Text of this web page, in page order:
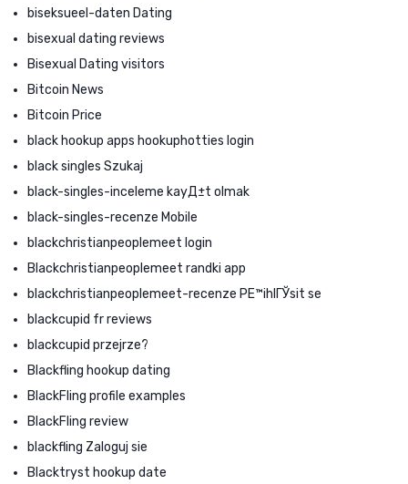
biseksueel-daten Dating
bisexual dating reviews
Bisexual Dating visitors
Bitcoin News
Bitcoin Price
black hookup apps hookuphotties login
black singles Szukaj
black-singles-inceleme kayД±t olmak
black-singles-recenze Mobile
blackchristianpeoplemeet login
Blackchristianpeoplemeet randki app
blackchristianpeoplemeet-recenze PЕ™ihlГЎsit se
blackcupid fr reviews
blackcupid przejrze?
Blackfling hookup dating
BlackFling profile examples
BlackFling review
blackfling Zaloguj sie
Blacktryst hookup date